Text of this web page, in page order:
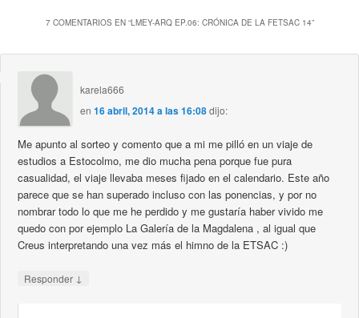
7 COMENTARIOS EN “LMEY-ARQ EP.06: CRÓNICA DE LA FETSAC 14”
karela666
en16 abril, 2014 a las 16:08dijo:
Me apunto al sorteo y comento que a mi me pilló en un viaje de
estudios a Estocolmo, me dio mucha pena porque fue pura
casualidad, el viaje llevaba meses fijado en el calendario. Este año
parece que se han superado incluso con las ponencias, y por no
nombrar todo lo que me he perdido y me gustaría haber vivido me
quedo con por ejemplo La Galería de la Magdalena , al igual que
Creus interpretando una vez más el himno de la ETSAC :)
Responder ↓